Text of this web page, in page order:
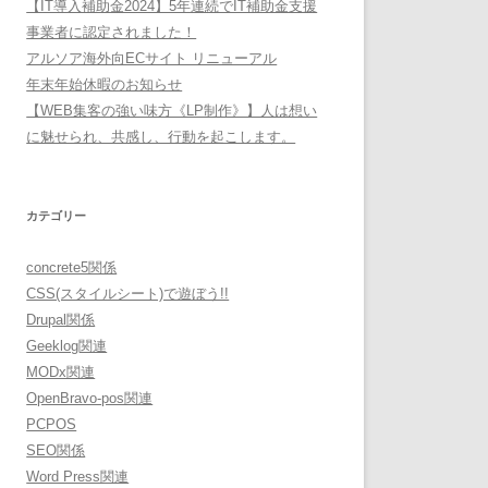
【IT導入補助金2024】5年連続でIT補助金支援
事業者に認定されました！
アルソア海外向ECサイト リニューアル
年末年始休暇のお知らせ
【WEB集客の強い味方《LP制作》】人は想い
に魅せられ、共感し、行動を起こします。
カテゴリー
concrete5関係
CSS(スタイルシート)で遊ぼう!!
Drupal関係
Geeklog関連
MODx関連
OpenBravo-pos関連
PCPOS
SEO関係
Word Press関連